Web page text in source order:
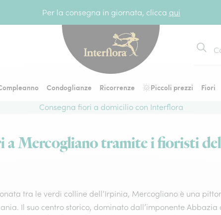
Per la consegna in giornata, clicca qui
Cerca
Condoglianze Ricorrenze Piccoli prezzi Fiori
Consegna fiori a domicilio con Interflora
a Mercogliano tramite i fioristi
tra le verdi colline dell’Irpinia, Mercogliano è una
Il suo centro storico, dominato dall’imponente